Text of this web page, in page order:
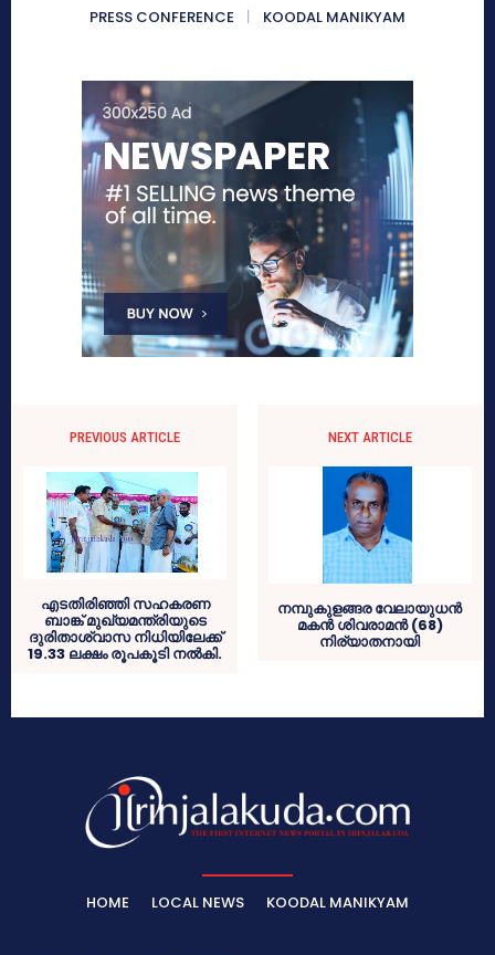
PRESS CONFERENCE
KOODAL MANIKYAM
PREVIOUS ARTICLE
എടതിരിഞ്ഞി സഹകരണ
ബാങ്ക് മുഖ്യമന്ത്രിയുടെ
ദുരിതാശ്വാസ നിധിയിലേക്ക്
19.33 ലക്ഷം രൂപകൂടി നല്‍കി.
NEXT ARTICLE
നമ്പുകുളങ്ങര വേലായുധന്‍
മകന്‍ ശിവരാമന്‍ (68)
നിര്യാതനായി
HOME LOCAL NEWS KOODAL MANIKYAM